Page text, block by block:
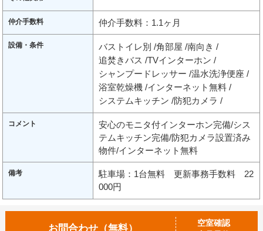
仲介手数料 仲介手数料：1.1ヶ月
設備・条件 バストイレ別 角部屋 南向き
追焚きバス TVインターホン
シャンプードレッサー 温水洗浄便座
浴室乾燥機 インターネット無料
システムキッチン 防犯カメラ
コメント
安心のモニタ付インターホン完備/シス
テムキッチン完備/防犯カメラ設置済み
物件/インターネット無料
備考
駐車場：1台無料 更新事務手数料 22
000円
お問合わせ（無料）
空室確認